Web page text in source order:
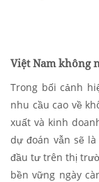
Việt Nam không
Trong bối cảnh
nhu cầu cao về
xuất và kinh
dự đoán vẫn sẽ
đầu tư trên thị
bền vững ngày